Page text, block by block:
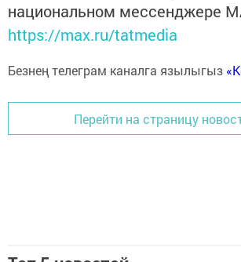
национальном мессенджере
https://max.ru/tatmedia
Безнең телеграм каналга язылыгыз
Перейти на страницу